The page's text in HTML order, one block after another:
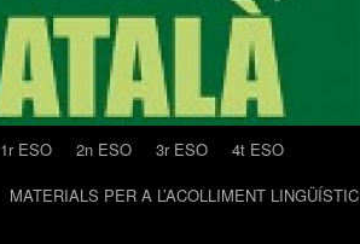
1r ESO 2n ESO 3r ESO
4t ESO
MATERIALS PER A L’ACOLLIMENT LINGÜÍSTIC